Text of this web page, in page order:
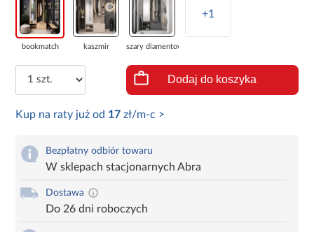
bookmatch kaszmir szary diamentowy
+1
Dodaj do koszyka
Kup na raty już od 17 zł/m-c >
Bezpłatny odbiór towaru
W sklepach stacjonarnych Abra
Dostawa
Do 26 dni roboczych